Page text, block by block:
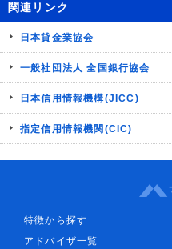
関連リンク
日本貸金業協会
一般社団法人 全国銀行協会
日本信用情報機構(JICC)
指定信用情報機関(CIC)
特徴から探す
アドバイザ一覧